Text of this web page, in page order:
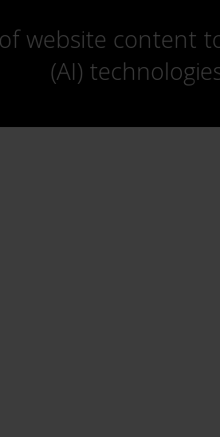
website content
(AI)